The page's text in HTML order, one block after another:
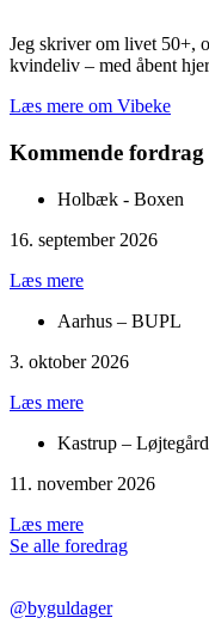
Jeg skriver om livet 50+,
kvindeliv – med åbent
Læs mere om Vibeke
Kommende fordrag
Holbæk - Boxen
16. september 2026
Læs mere
Aarhus – BUPL
3. oktober 2026
Læs mere
Kastrup –
11. november 2026
Læs mere
Se alle foredrag
@byguldager